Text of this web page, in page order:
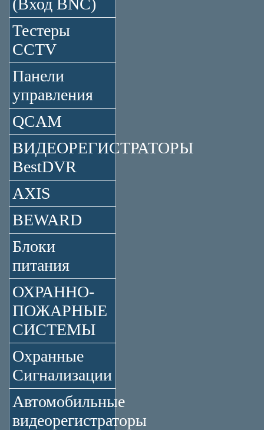
(Вход BNC)
Тестеры
CCTV
Панели
управления
QCAM
ВИДЕОРЕГИСТРАТОРЫ
BestDVR
AXIS
BEWARD
Блоки
питания
ОХРАННО-
ПОЖАРНЫЕ
СИСТЕМЫ
Охранные
Сигнализации
Автомобильные
видеорегистраторы